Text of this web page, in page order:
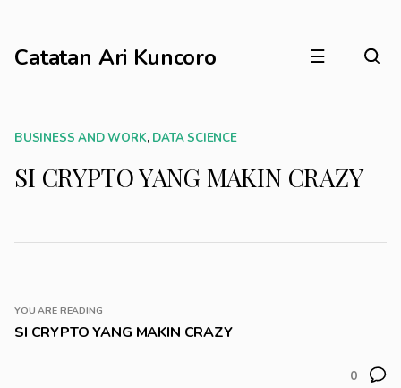
Catatan Ari Kuncoro ☰
BUSINESS AND WORK, DATA SCIENCE
SI CRYPTO YANG MAKIN CRAZY
YOU ARE READING
SI CRYPTO YANG MAKIN CRAZY
0